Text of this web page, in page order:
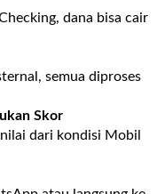
dana bisa cair
semua diproses
Skor
dari kondisi Mobil